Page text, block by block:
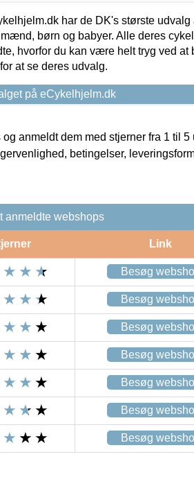
har de DK's største udvalg
mænd, børn og babyer. Alle deres
hvorfor du kan være helt tryg ved at
at se deres udvalg.
på eCykelhjelm.dk
anmeldt dem med stjerner fra 1 til 5
betingelser,
anmeldte webshops
Link
Besøg
Besøg
Besøg
Besøg
Besøg
Besøg
Besøg